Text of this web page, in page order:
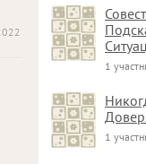
1
1